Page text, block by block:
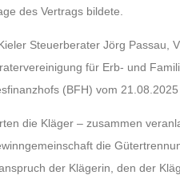
des Vertrags bildete.
Steuerberater Jörg Passau,
für Erb- und
(BFH) vom
die Kläger – zusammen
die
der Klägerin, den der